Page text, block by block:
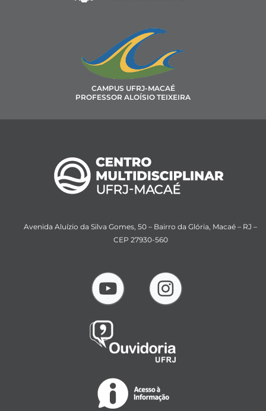
CAMPUS UFRJ-MACAÉ
PROFESSOR ALOÍSIO TEIXEIRA
Avenida Aluízio da Silva Gomes, 50 – Bairro da Glória, Macaé – RJ –
CEP 27930-560